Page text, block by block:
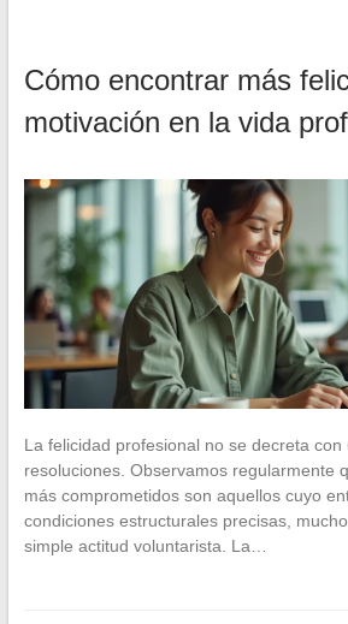
Cómo encontrar más
motivación en la vida
La felicidad profesional no se decreta
resoluciones. Observamos regularmente
más comprometidos son aquellos cuyo
condiciones estructurales precisas,
simple actitud voluntarista. La…